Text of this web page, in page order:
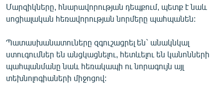
ՓՈԴՔԱՍԹ
English
Русский
Մարզիկները, հնարավորության դեպքում, պետք է նաև
սոցիալական հեռավորության նորմերը պահպանեն:
Պատասխանատուները զգուշացրել են` անակնկալ
ստուգումներ են անցկացնելու, հետևելու են կանոնների
պահպանմանը նաև հեռակապի ու նորագույն այլ
տեխնոլոգիաների միջոցով: